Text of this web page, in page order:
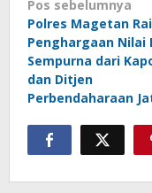
Navigasi
pos
Pos sebelumnya
Polres Magetan
Penghargaan Nilai
Sempurna dari
dan Ditjen
Perbendaharaan